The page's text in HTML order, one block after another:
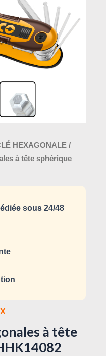
HEXAGONALE /
à tête sphérique
sous 24/48
à tête